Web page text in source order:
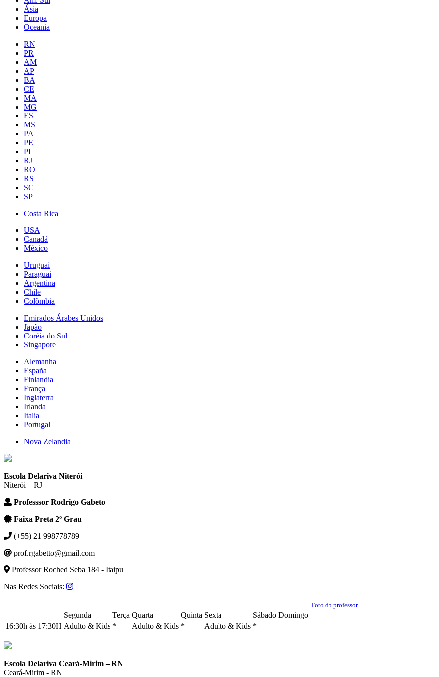
Ásia
Europa
Oceania
RN
PR
AM
AP
BA
CE
MA
MG
ES
MS
PA
PE
PI
RJ
RO
RS
SC
SP
Costa Rica
USA
Canadá
México
Uruguai
Paraguai
Argentina
Chile
Colômbia
Emirados Árabes Unidos
Japão
Coréia do Sul
Singapore
Alemanha
España
Finlandia
França
Inglaterra
Irlanda
Italia
Portugal
Nova Zelandia
Escola Delariva Niterói
Niterói – RJ
Professsor Rodrigo Gabeto
Faixa Preta 2º Grau
(+55) 21 998778789
prof.rgabetto@gmail.com
Professor Roched Seba 184 - Itaipu
Nas Redes Sociais:
Foto do professor
Segunda Terça Quarta Quinta Sexta Sábado Domingo
16:30h às 17:30H Adulto & Kids * Adulto & Kids * Adulto & Kids *
Escola Delariva Ceará-Mirim – RN
Ceará-Mirim - RN